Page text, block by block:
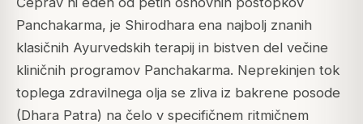
Panchakarma, je Shirodhara ena najbolj znanih
klasičnih Ayurvedskih terapij in bistven del večine
kliničnih programov Panchakarma. Neprekinjen tok
toplega zdravilnega olja se zliva iz bakrene posode
(Dhara Patra) na čelo v specifičnem ritmičnem